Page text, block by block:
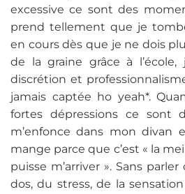
excessive ce sont des
prend tellement que je
en cours dès que je ne dois
de la graine grâce à
discrétion et
jamais captée ho yeah*.
fortes dépressions ce sont
m’enfonce dans mon divan
mange parce que c’est « la
puisse m’arriver ». Sans
dos, du stress, de la